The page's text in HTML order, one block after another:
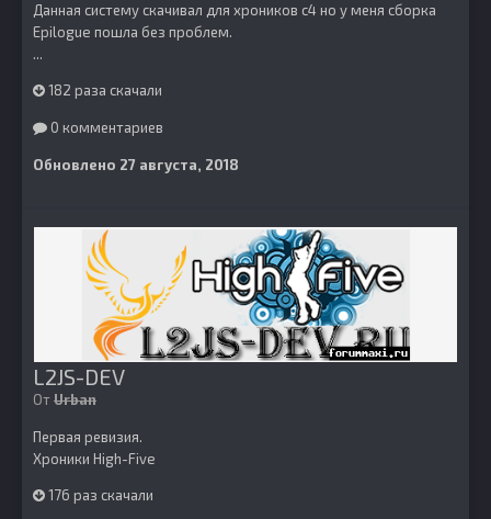
Данная систему скачивал для хроников с4 но у меня сборка
Epilogue пошла без проблем.
...
182 раза скачали
0 комментариев
Обновлено 27 августа, 2018
L2JS-DEV
ОтUrban
Первая ревизия.
Хроники High-Five
176 раз скачали